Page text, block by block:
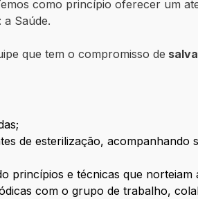
como princípio oferecer um
Saúde.
que tem o compromisso de
de esterilização,
princípios e técnicas que
com o grupo de trabalho,